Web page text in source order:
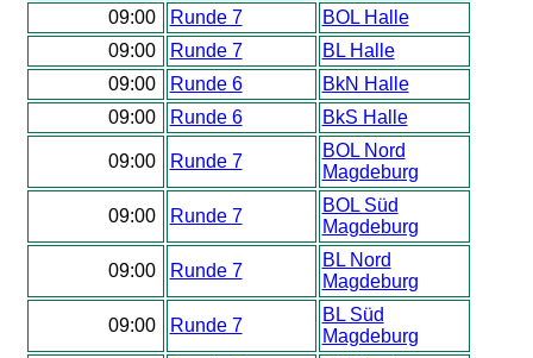
09:00
Runde 7
BOL Halle
09:00
Runde 7
BL Halle
09:00
Runde 6
BkN Halle
09:00
Runde 6 BkS Halle
09:00 Runde 7
BOL Nord
Magdeburg
09:00 Runde 7
BOL Süd
Magdeburg
09:00 Runde 7
BL Nord
Magdeburg
09:00 Runde 7
BL Süd
Magdeburg